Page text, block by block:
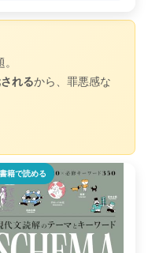
れるから、罪悪感な
籍で読める